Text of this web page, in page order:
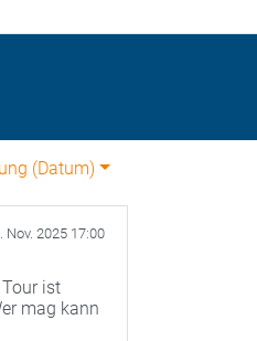
(Datum)
Nov. 2025 17:00
ist
mag kann